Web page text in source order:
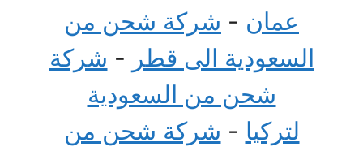
عمان - شركة شحن من
السعودية الى قطر - شركة
شحن من السعودية
لتركيا - شركة شحن من